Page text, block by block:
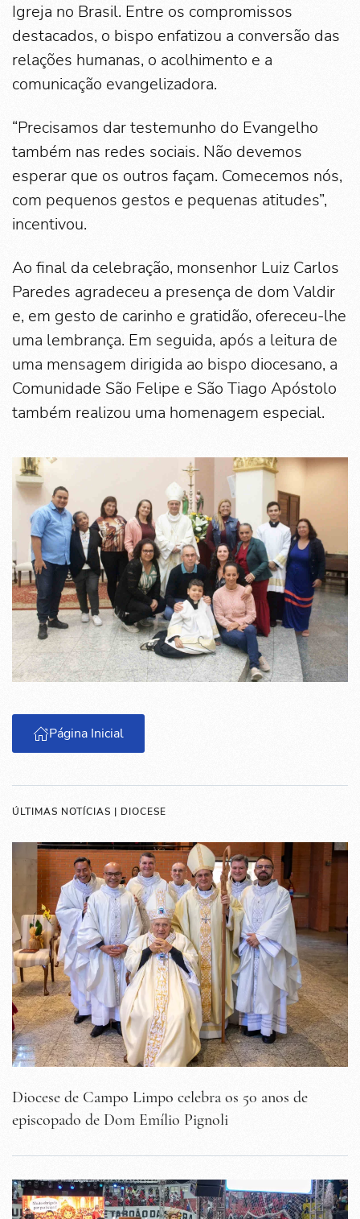
Igreja no Brasil. Entre os compromissos
destacados, o bispo enfatizou a conversão das
relações humanas, o acolhimento e a
comunicação evangelizadora.
“Precisamos dar testemunho do Evangelho
também nas redes sociais. Não devemos
esperar que os outros façam. Comecemos nós,
com pequenos gestos e pequenas atitudes”,
incentivou.
Ao final da celebração, monsenhor Luiz Carlos
Paredes agradeceu a presença de dom Valdir
e, em gesto de carinho e gratidão, ofereceu-lhe
uma lembrança. Em seguida, após a leitura de
uma mensagem dirigida ao bispo diocesano, a
Comunidade São Felipe e São Tiago Apóstolo
também realizou uma homenagem especial.
Página Inicial
ÚLTIMAS NOTÍCIAS | DIOCESE
Diocese de Campo Limpo celebra os 50 anos de
episcopado de Dom Emílio Pignoli